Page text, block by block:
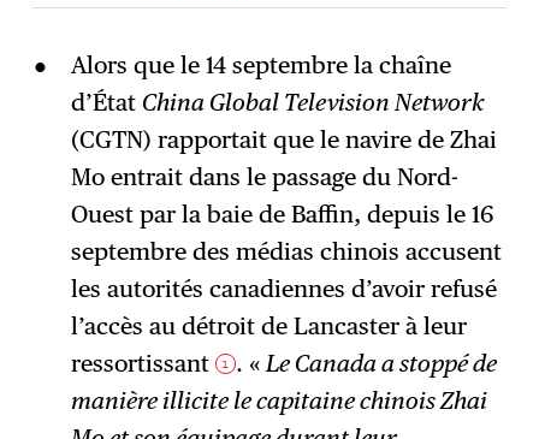
→ S'abonner
Alors que le 14 septembre la chaîne
d’État China Global Television Network
(CGTN) rapportait que le navire de Zhai
Mo entrait dans le passage du Nord-
Ouest par la baie de Baffin, depuis le 16
septembre des médias chinois accusent
les autorités canadiennes d’avoir refusé
l’accès au détroit de Lancaster à leur
ressortissant
1 . « Le Canada a stoppé de
manière illicite le capitaine chinois Zhai